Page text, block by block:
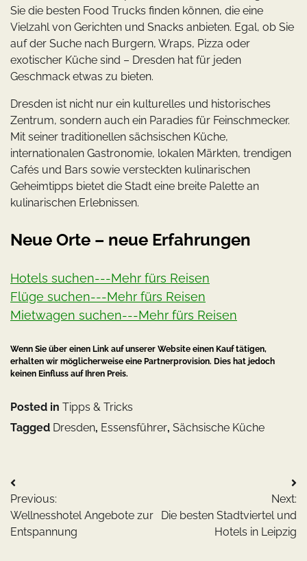
Sie die besten Food Trucks finden können, die eine
Vielzahl von Gerichten und Snacks anbieten. Egal, ob Sie
auf der Suche nach Burgern, Wraps, Pizza oder
exotischer Küche sind – Dresden hat für jeden
Geschmack etwas zu bieten.
Dresden ist nicht nur ein kulturelles und historisches
Zentrum, sondern auch ein Paradies für Feinschmecker.
Mit seiner traditionellen sächsischen Küche,
internationalen Gastronomie, lokalen Märkten, trendigen
Cafés und Bars sowie versteckten kulinarischen
Geheimtipps bietet die Stadt eine breite Palette an
kulinarischen Erlebnissen.
Neue Orte – neue Erfahrungen
Hotels suchen---Mehr fürs Reisen
Flüge suchen---Mehr fürs Reisen
Mietwagen suchen---Mehr fürs Reisen
Wenn Sie über einen Link auf unserer Website einen Kauf tätigen,
erhalten wir möglicherweise eine Partnerprovision. Dies hat jedoch
keinen Einfluss auf Ihren Preis.
Posted in Tipps & Tricks
Tagged Dresden, Essensführer, Sächsische Küche
Beitragsnavigation
Previous:
Wellness­hotel Angebote zur
Entspannung
Next:
Die besten Stadtviertel und
Hotels in Leipzig